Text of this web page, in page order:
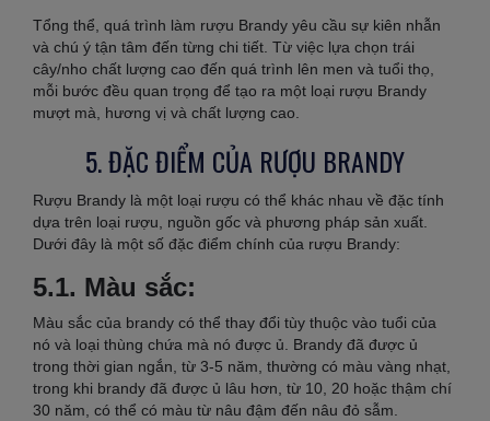
Tổng thể, quá trình làm rượu Brandy yêu cầu sự kiên nhẫn
và chú ý tận tâm đến từng chi tiết. Từ việc lựa chọn trái
cây/nho chất lượng cao đến quá trình lên men và tuổi thọ,
mỗi bước đều quan trọng để tạo ra một loại rượu Brandy
mượt mà, hương vị và chất lượng cao.
5. ĐẶC ĐIỂM CỦA RƯỢU BRANDY
Rượu Brandy là một loại rượu có thể khác nhau về đặc tính
dựa trên loại rượu, nguồn gốc và phương pháp sản xuất.
Dưới đây là một số đặc điểm chính của rượu Brandy:
5.1. Màu sắc:
Màu sắc của brandy có thể thay đổi tùy thuộc vào tuổi của
nó và loại thùng chứa mà nó được ủ. Brandy đã được ủ
trong thời gian ngắn, từ 3-5 năm, thường có màu vàng nhạt,
trong khi brandy đã được ủ lâu hơn, từ 10, 20 hoặc thậm chí
30 năm, có thể có màu từ nâu đậm đến nâu đỏ sẫm.